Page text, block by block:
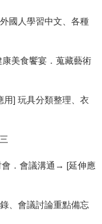
國人學習中文、各種
美食饗宴．蒐藏藝術
] 玩具分類整理、衣
會．會議溝通→ [延伸應
、會議討論重點備忘